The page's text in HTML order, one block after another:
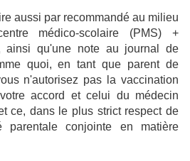
aussi par recommandé au milieu
médico-scolaire (PMS) +
ainsi qu'une note au journal de
quoi, en tant que parent de
n'autorisez pas la vaccination
accord et celui du médecin
ce, dans le plus strict respect de
parentale conjointe en matière